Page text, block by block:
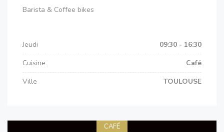
Barista & Coffee bikes
Jeudi
09:30 - 16:30
Cuisine
Café
Ville
TOULOUSE
CAFÉ